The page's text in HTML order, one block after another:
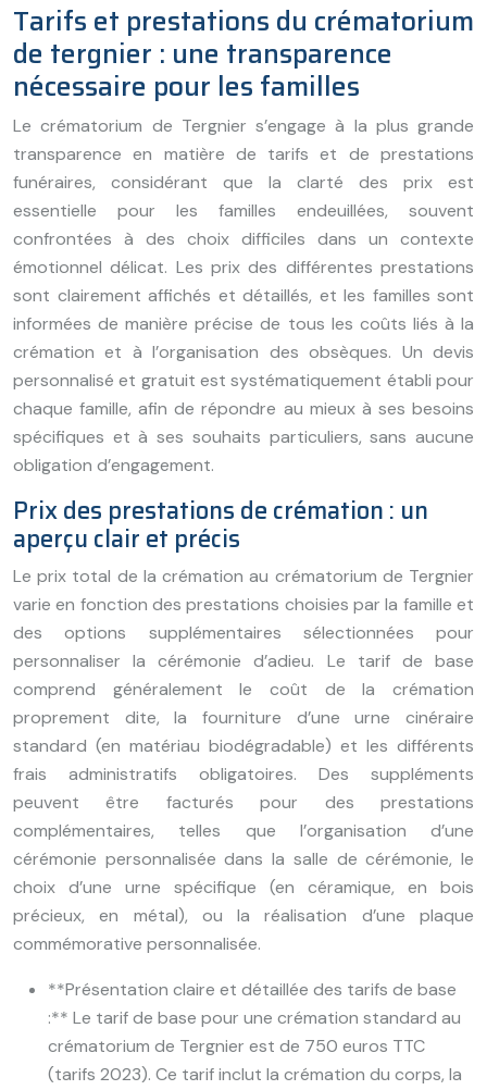
Tarifs et prestations du crématorium
de tergnier : une transparence
nécessaire pour les familles
Le crématorium de Tergnier s’engage à la plus grande
transparence en matière de tarifs et de prestations
funéraires, considérant que la clarté des prix est
essentielle pour les familles endeuillées, souvent
confrontées à des choix difficiles dans un contexte
émotionnel délicat. Les prix des différentes prestations
sont clairement affichés et détaillés, et les familles sont
informées de manière précise de tous les coûts liés à la
crémation et à l’organisation des obsèques. Un devis
personnalisé et gratuit est systématiquement établi pour
chaque famille, afin de répondre au mieux à ses besoins
spécifiques et à ses souhaits particuliers, sans aucune
obligation d’engagement.
Prix des prestations de crémation : un
aperçu clair et précis
Le prix total de la crémation au crématorium de Tergnier
varie en fonction des prestations choisies par la famille et
des options supplémentaires sélectionnées pour
personnaliser la cérémonie d’adieu. Le tarif de base
comprend généralement le coût de la crémation
proprement dite, la fourniture d’une urne cinéraire
standard (en matériau biodégradable) et les différents
frais administratifs obligatoires. Des suppléments
peuvent être facturés pour des prestations
complémentaires, telles que l’organisation d’une
cérémonie personnalisée dans la salle de cérémonie, le
choix d’une urne spécifique (en céramique, en bois
précieux, en métal), ou la réalisation d’une plaque
commémorative personnalisée.
**Présentation claire et détaillée des tarifs de base
:** Le tarif de base pour une crémation standard au
crématorium de Tergnier est de 750 euros TTC
(tarifs 2023). Ce tarif inclut la crémation du corps, la